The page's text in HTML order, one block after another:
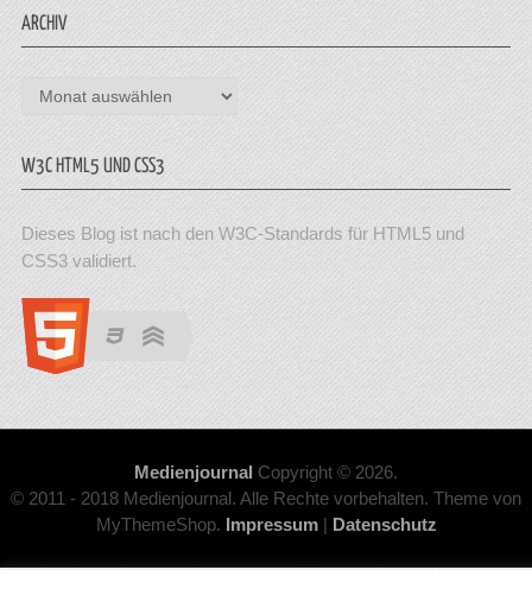
ARCHIV
Archiv
W3C HTML5 UND CSS3
Dieses Blog ist nach den W3C-Standards für HTML5 und
CSS3 validiert.
Medienjournal Copyright © 2026.
© 2011 - 2018 Medienjournal. Alle Rechte vorbehalten. Theme von
MyThemeShop. Impressum| Datenschutz